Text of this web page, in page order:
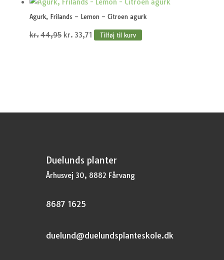
var:
kr.20,95.
er:
kr.15,71.
Agurk, Frilands – Lemon – Citroen agurk
kr.44,95 Den
kr. 33,71DenTilføj til kurv
Duelunds planter
Århusvej 30, 8882 Fårvang
8687 1625
duelund@duelundsplanteskole.dk